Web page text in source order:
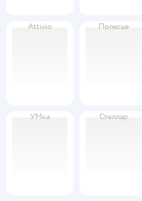
Attivio Полесье
УМка Стеллар